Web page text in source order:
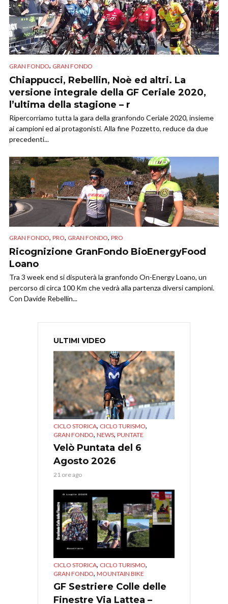
GRAN FONDO, GRAN FONDO
Chiappucci, Rebellin, Noè ed altri. La
versione integrale della GF Ceriale 2020,
l’ultima della stagione – r
Ripercorriamo tutta la gara della granfondo Ceriale 2020, insieme
ai campioni ed ai protagonisti. Alla fine Pozzetto, reduce da due
precedenti...
GRAN FONDO, PRO, GRAN FONDO, PRO
Ricognizione GranFondo BioEnergyFood
Loano
Tra 3 week end si disputerà la granfondo On-Energy Loano, un
percorso di circa 100 Km che vedrà alla partenza diversi campioni.
Con Davide Rebellin...
ULTIMI VIDEO
CICLO STORICA, CICLO TURISMO,
GRAN FONDO, NEWS, PUNTATE
Velò Puntata del 6
Agosto 2026
21 ore ago
CICLO STORICA, CICLO TURISMO,
GRAN FONDO, MOUNTAIN BIKE
GF Sestriere Colle delle
Finestre Via Lattea –